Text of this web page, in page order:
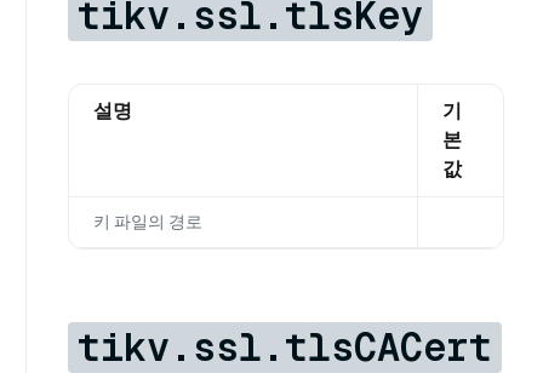
tikv.ssl.tlsKey
설명
기
본
값
키 파일의 경로
tikv.ssl.tlsCACert